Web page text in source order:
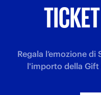
Regala l’emozione
l'importo della Gift